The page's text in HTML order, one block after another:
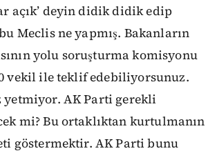
açık’ deyin didik didik edip
Meclis ne yapmış. Bakanların
yolu soruşturma komisyonu
vekil ile teklif edebiliyorsunuz.
yetmiyor. AK Parti gerekli
mi? Bu ortaklıktan kurtulmanın
göstermektir. AK Parti bunu